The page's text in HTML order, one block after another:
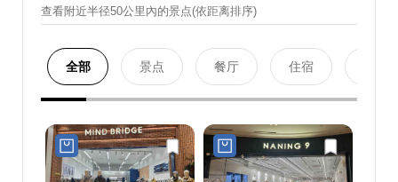
查看附近半径50公里內的景点(依距离排序)
全部 景点 餐厅 住宿